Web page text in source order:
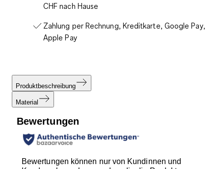
CHF nach Hause
Zahlung per Rechnung, Kreditkarte, Google Pay,
Apple Pay
Produktbeschreibung
Material
Bewertungen
Bewertungen können nur von Kundinnen und